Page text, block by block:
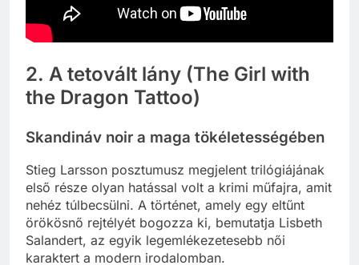
2. A tetovált lány (The Girl with
the Dragon Tattoo)
Skandináv noir a maga tökéletességében
Stieg Larsson posztumusz megjelent trilógiájának
első része olyan hatással volt a krimi műfajra, amit
nehéz túlbecsülni. A történet, amely egy eltűnt
örökösnő rejtélyét bogozza ki, bemutatja Lisbeth
Salandert, az egyik legemlékezetesebb női
karaktert a modern irodalomban.